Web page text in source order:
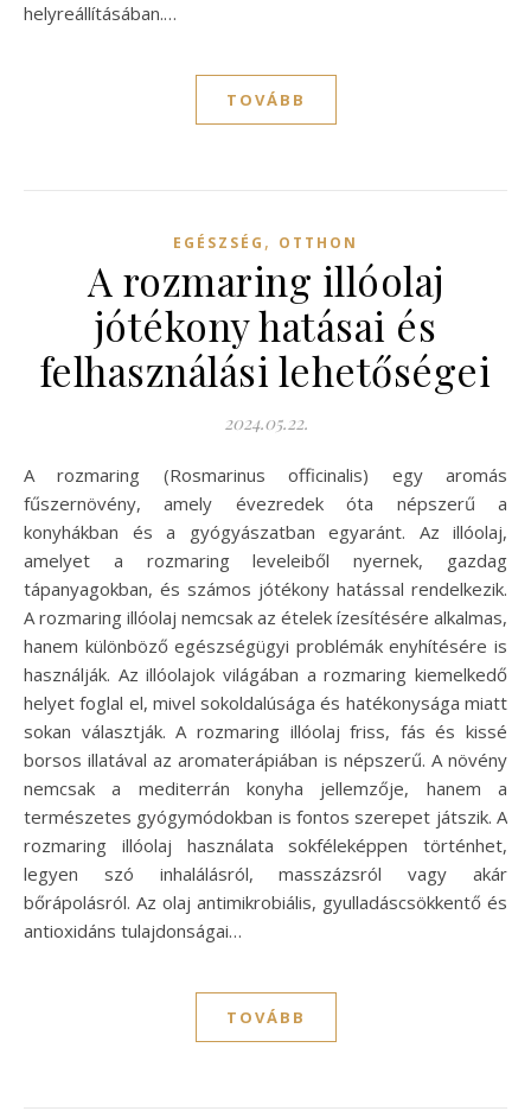
helyreállításában.…
TOVÁBB
EGÉSZSÉG , OTTHON
A rozmaring illóolaj
jótékony hatásai és
felhasználási lehetőségei
2024.05.22.
A rozmaring (Rosmarinus officinalis) egy aromás
fűszernövény, amely évezredek óta népszerű a
konyhákban és a gyógyászatban egyaránt. Az illóolaj,
amelyet a rozmaring leveleiből nyernek, gazdag
tápanyagokban, és számos jótékony hatással rendelkezik.
A rozmaring illóolaj nemcsak az ételek ízesítésére alkalmas,
hanem különböző egészségügyi problémák enyhítésére is
használják. Az illóolajok világában a rozmaring kiemelkedő
helyet foglal el, mivel sokoldalúsága és hatékonysága miatt
sokan választják. A rozmaring illóolaj friss, fás és kissé
borsos illatával az aromaterápiában is népszerű. A növény
nemcsak a mediterrán konyha jellemzője, hanem a
természetes gyógymódokban is fontos szerepet játszik. A
rozmaring illóolaj használata sokféleképpen történhet,
legyen szó inhalálásról, masszázsról vagy akár
bőrápolásról. Az olaj antimikrobiális, gyulladáscsökkentő és
antioxidáns tulajdonságai…
TOVÁBB